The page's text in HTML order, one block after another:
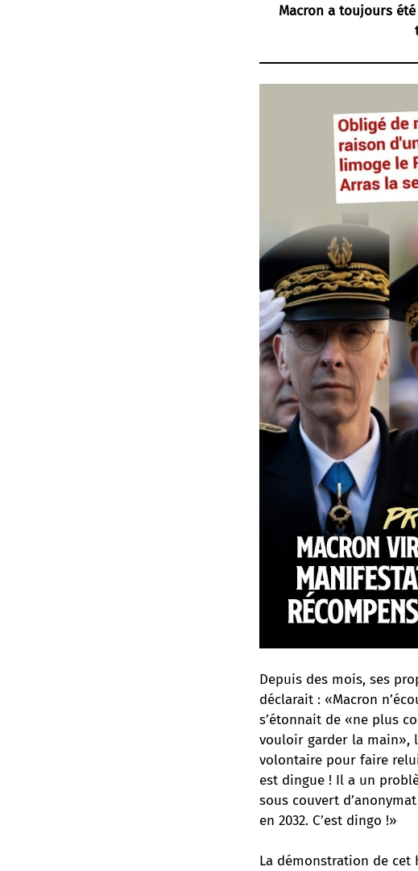
Macron a toujours
Depuis des mois, ses
déclarait : «Macron
s’étonnait de «ne plus
vouloir garder la main»,
volontaire pour faire
est dingue ! Il a un
sous couvert
en 2032. C’est dingo !»
La démonstration de